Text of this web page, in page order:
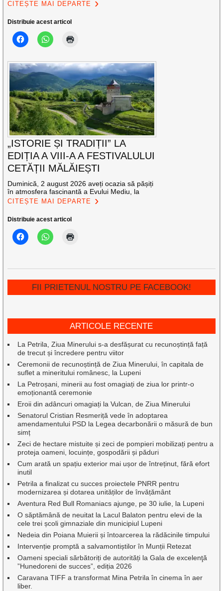
CITEȘTE MAI DEPARTE
Distribuie acest articol
„ISTORIE ȘI TRADIȚII” LA
EDIȚIA A VIII-A A FESTIVALULUI
CETĂȚII MĂLĂIEȘTI
Duminică, 2 august 2026 aveți ocazia să pășiți
în atmosfera fascinantă a Evului Mediu, la
CITEȘTE MAI DEPARTE
Distribuie acest articol
FII PRIETENUL NOSTRU PE FACEBOOK!
ARTICOLE RECENTE
La Petrila, Ziua Minerului s-a desfășurat cu recunoștință față
de trecut și încredere pentru viitor
Ceremonii de recunoștință de Ziua Minerului, în capitala de
suflet a mineritului românesc, la Lupeni
La Petroșani, minerii au fost omagiați de ziua lor printr-o
emoționantă ceremonie
Eroii din adâncuri omagiați la Vulcan, de Ziua Minerului
Senatorul Cristian Resmeriță vede în adoptarea
amendamentului PSD la Legea decarbonării o măsură de bun
simț
Zeci de hectare mistuite și zeci de pompieri mobilizați pentru a
proteja oameni, locuințe, gospodării și păduri
Cum arată un spațiu exterior mai ușor de întreținut, fără efort
inutil
Petrila a finalizat cu succes proiectele PNRR pentru
modernizarea și dotarea unităților de învățământ
Aventura Red Bull Romaniacs ajunge, pe 30 iulie, la Lupeni
O săptămână de neuitat la Lacul Balaton pentru elevi de la
cele trei școli gimnaziale din municipiul Lupeni
Nedeia din Poiana Muierii și întoarcerea la rădăcinile timpului
Intervenție promptă a salvamontiștilor în Munții Retezat
Oameni speciali sărbătoriți de autorități la Gala de excelenţă
”Hunedoreni de succes”, ediția 2026
Caravana TIFF a transformat Mina Petrila în cinema în aer
liber.